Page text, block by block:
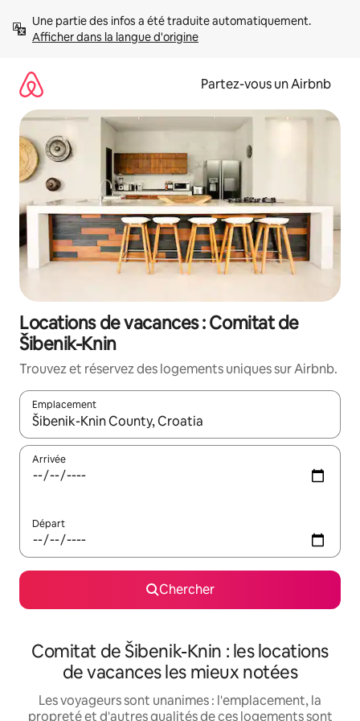
directement
Afficher dans la langue d'origine
Partez-vous un Airbnb
Locations de vacances : Comitat de
Šibenik-Knin
Trouvez et réservez des logements uniques sur Airbnb.
Emplacement
Quand les résultats sont affichés, parcourez-les en utilisant
Arrivée
Départ
Chercher
Comitat de Šibenik-Knin : les locations
de vacances les mieux notées
Les voyageurs sont unanimes : l'emplacement, la
propreté et d'autres qualités de ces logements sont